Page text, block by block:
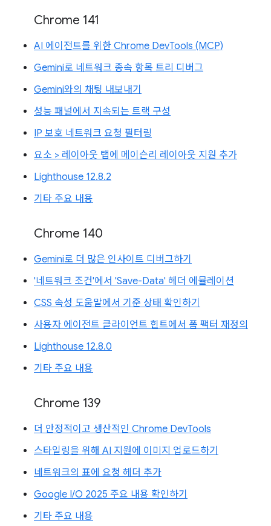
Chrome 141
AI 에이전트를 위한 Chrome DevTools (MCP)
Gemini로 네트워크 종속 항목 트리 디버그
Gemini와의 채팅 내보내기
성능 패널에서 지속되는 트랙 구성
IP 보호 네트워크 요청 필터링
요소 > 레이아웃 탭에 메이슨리 레이아웃 지원 추가
Lighthouse 12.8.2
기타 주요 내용
Chrome 140
Gemini로 더 많은 인사이트 디버그하기
'네트워크 조건'에서 'Save-Data' 헤더 에뮬레이션
CSS 속성 도움말에서 기준 상태 확인하기
사용자 에이전트 클라이언트 힌트에서 폼 팩터 재정의
Lighthouse 12.8.0
기타 주요 내용
Chrome 139
더 안정적이고 생산적인 Chrome DevTools
스타일링을 위해 AI 지원에 이미지 업로드하기
네트워크의 표에 요청 헤더 추가
Google I/O 2025 주요 내용 확인하기
기타 주요 내용